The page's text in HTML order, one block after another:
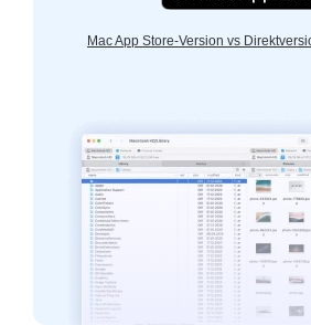
Mac App Store-Version vs